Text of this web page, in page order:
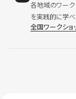
各地域のワーク
を実践的に学べ
全国ワークショ